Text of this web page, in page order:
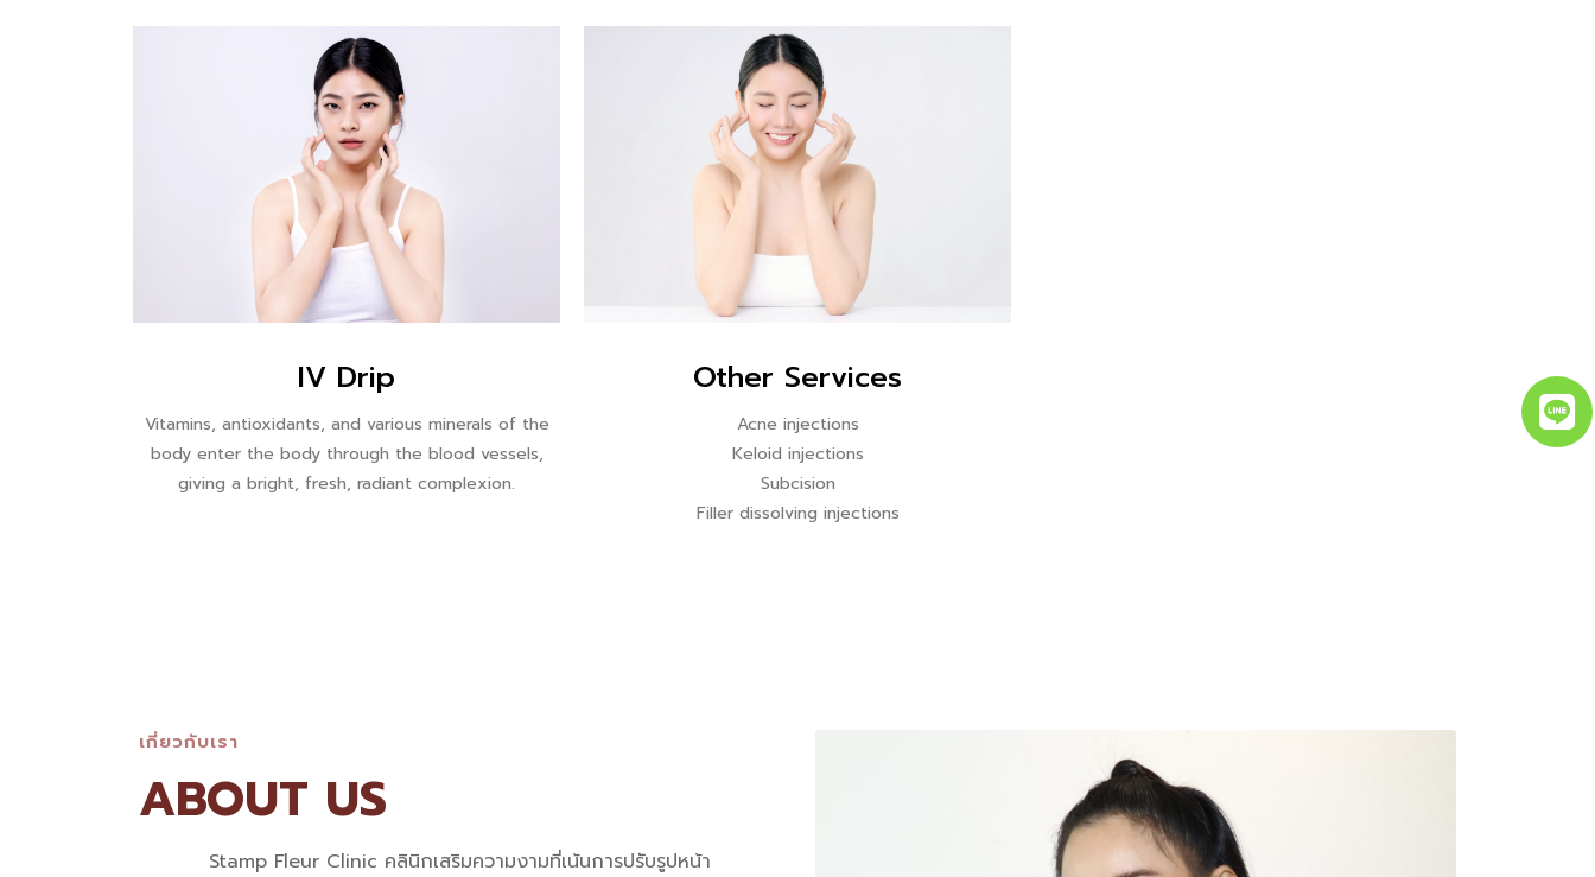
IV Drip
Vitamins, antioxidants, and various minerals of the
body enter the body through the blood vessels,
giving a bright, fresh, radiant complexion.
Other Services
Acne injections
Keloid injections
Subcision
Filler dissolving injections
เกี่ยวกับเรา
ABOUT US
Stamp Fleur Clinic คลินิกเสริมความงามที่เน้นการปรับรูปหน้า